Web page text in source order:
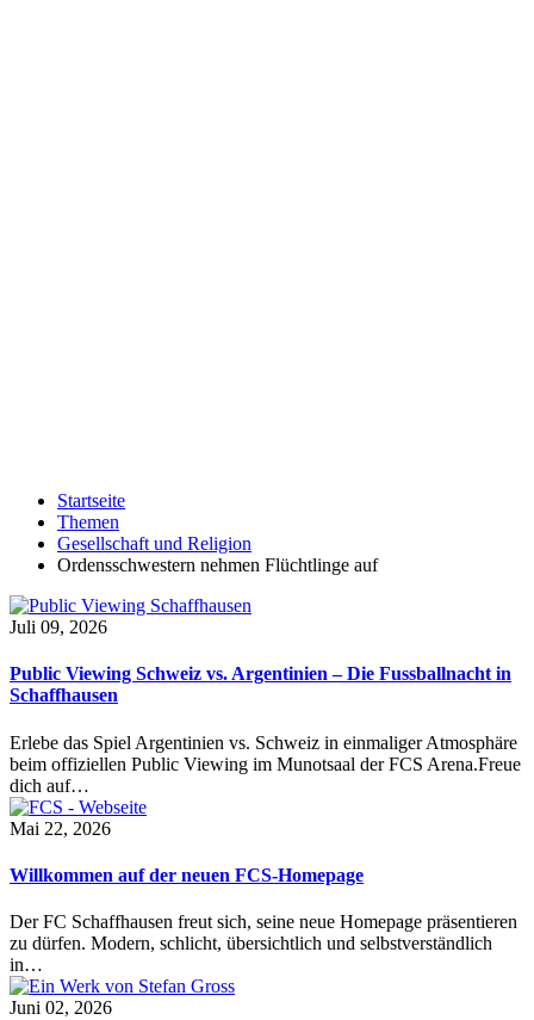
Startseite
Themen
Gesellschaft und Religion
Ordensschwestern nehmen Flüchtlinge auf
Juli 09, 2026
Public Viewing Schweiz vs. Argentinien – Die Fussballnacht in
Schaffhausen
Erlebe das Spiel Argentinien vs. Schweiz in einmaliger Atmosphäre
beim offiziellen Public Viewing im Munotsaal der FCS Arena.Freue
dich auf…
Mai 22, 2026
Willkommen auf der neuen FCS-Homepage
Der FC Schaffhausen freut sich, seine neue Homepage präsentieren
zu dürfen. Modern, schlicht, übersichtlich und selbstverständlich
in…
Juni 02, 2026